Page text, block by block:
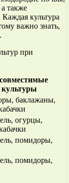
также
культура
важно знать,
при
культуры
баклажаны,
огурцы,
помидоры,
помидоры,